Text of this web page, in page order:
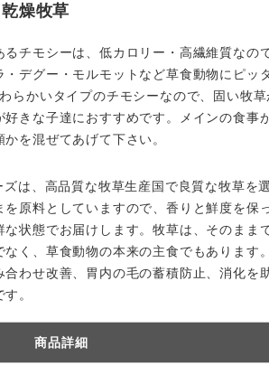
燥牧草
チモシーは、低カロリー・高繊維質なの
デグー・モルモットなど草食動物にピッ
らかいタイプのチモシーなので、固い牧草
きな子達におすすめです。メインの食事
を混ぜてあげて下さい。
は、高品質な牧草生産国で良質な牧草を
原料としていますので、香りと鮮度を保
な状態でお届けします。牧草は、そのまま
く、草食動物の本来の主食でもあります
わせ改善、胃内の毛の蓄積防止、消化を
。
商品詳細